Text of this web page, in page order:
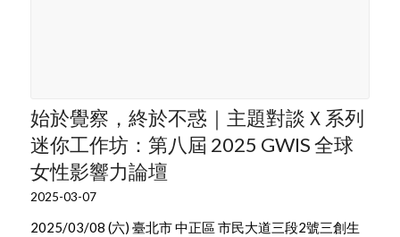
始於覺察，終於不惑｜主題對談Ｘ系列
迷你工作坊：第八屆 2025 GWIS 全球
女性影響力論壇
2025-03-07
2025/03/08 (六) 臺北市 中正區 市民大道三段2號三創生